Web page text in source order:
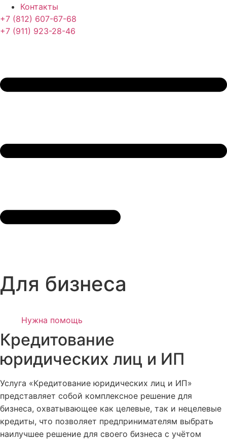
Контакты
+7 (812) 607-67-68
+7 (911) 923-28-46
Для бизнеса
Нужна помощь
Кредитование
юридических лиц и ИП
Услуга «Кредитование юридических лиц и ИП»
представляет собой комплексное решение для
бизнеса, охватывающее как целевые, так и нецелевые
кредиты, что позволяет предпринимателям выбрать
наилучшее решение для своего бизнеса с учётом